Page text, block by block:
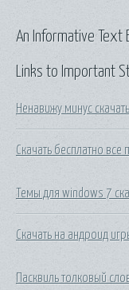
Links to Important
Ненавижу минус скачать
Скачать бесплатно все
Темы для windows 7
Скачать на андроид
Пасквиль толковый
An Informative Text